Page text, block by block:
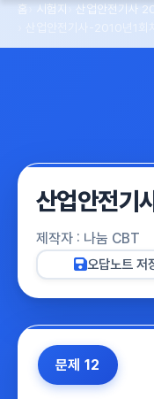
홈 시험지
산업안전기사
산업안전
제작자 : 나눔 CBT
오답노트 저
문제 12